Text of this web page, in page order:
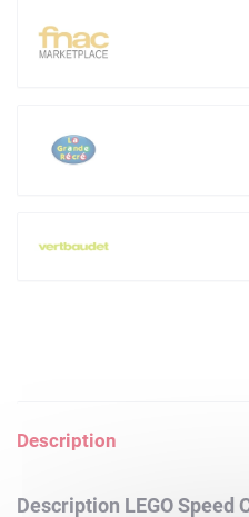
Description
Description LEGO Speed